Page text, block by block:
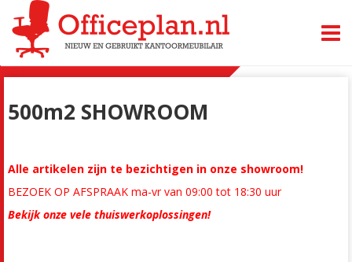
500m2 SHOWROOM
Alle artikelen zijn te bezichtigen in onze showroom!
BEZOEK OP AFSPRAAK ma-vr van 09:00 tot 18:30 uur
Bekijk onze vele thuiswerkoplossingen!